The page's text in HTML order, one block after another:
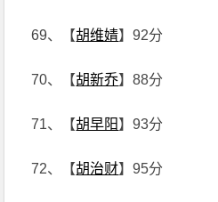
69、【胡维婧】92分
70、【胡新乔】88分
71、【胡早阳】93分
72、【胡治财】95分